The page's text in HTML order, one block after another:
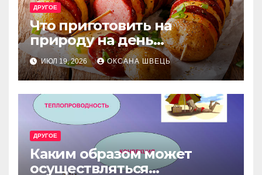
ДРУГОЕ
Что приготовить на
природу на день
рождения: лучшие идеи
меню
ИЮЛ 19, 2026 ОКСАНА ШВЕЦЬ
ДРУГОЕ
Каким образом может
осуществляться